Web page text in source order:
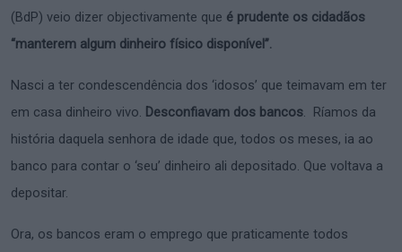
(BdP) veio dizer objectivamente que é prudente os cidadãos
“manterem algum dinheiro físico disponível”.
Nasci a ter condescendência dos ‘idosos’ que teimavam em ter
em casa dinheiro vivo. Desconfiavam dos bancos. Ríamos da
história daquela senhora de idade que, todos os meses, ia ao
banco para contar o ‘seu’ dinheiro ali depositado. Que voltava a
depositar.
Ora, os bancos eram o emprego que praticamente todos